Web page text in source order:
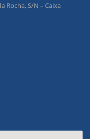
Rocha, S/N – Caixa